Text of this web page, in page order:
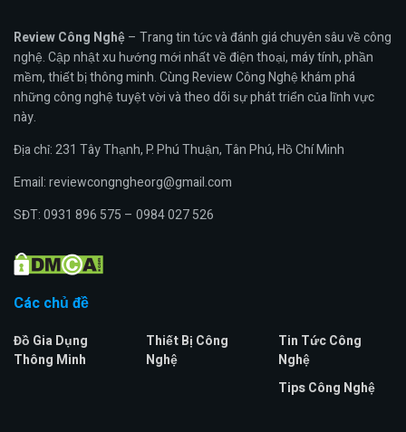
Review Công Nghệ– Trang tin tức và đánh giá chuyên sâu về công
nghệ. Cập nhật xu hướng mới nhất về điện thoại, máy tính, phần
mềm, thiết bị thông minh. Cùng Review Công Nghệ khám phá
những công nghệ tuyệt vời và theo dõi sự phát triển của lĩnh vực
này.
Địa chỉ: 231 Tây Thạnh, P. Phú Thuận, Tân Phú, Hồ Chí Minh
Email: reviewcongngheorg@gmail.com
SĐT: 0931 896 575 – 0984 027 526
Các chủ đề
Đồ Gia Dụng
Thông Minh
Thiết Bị Công
Nghệ
Tin Tức Công
Nghệ
Tips Công Nghệ